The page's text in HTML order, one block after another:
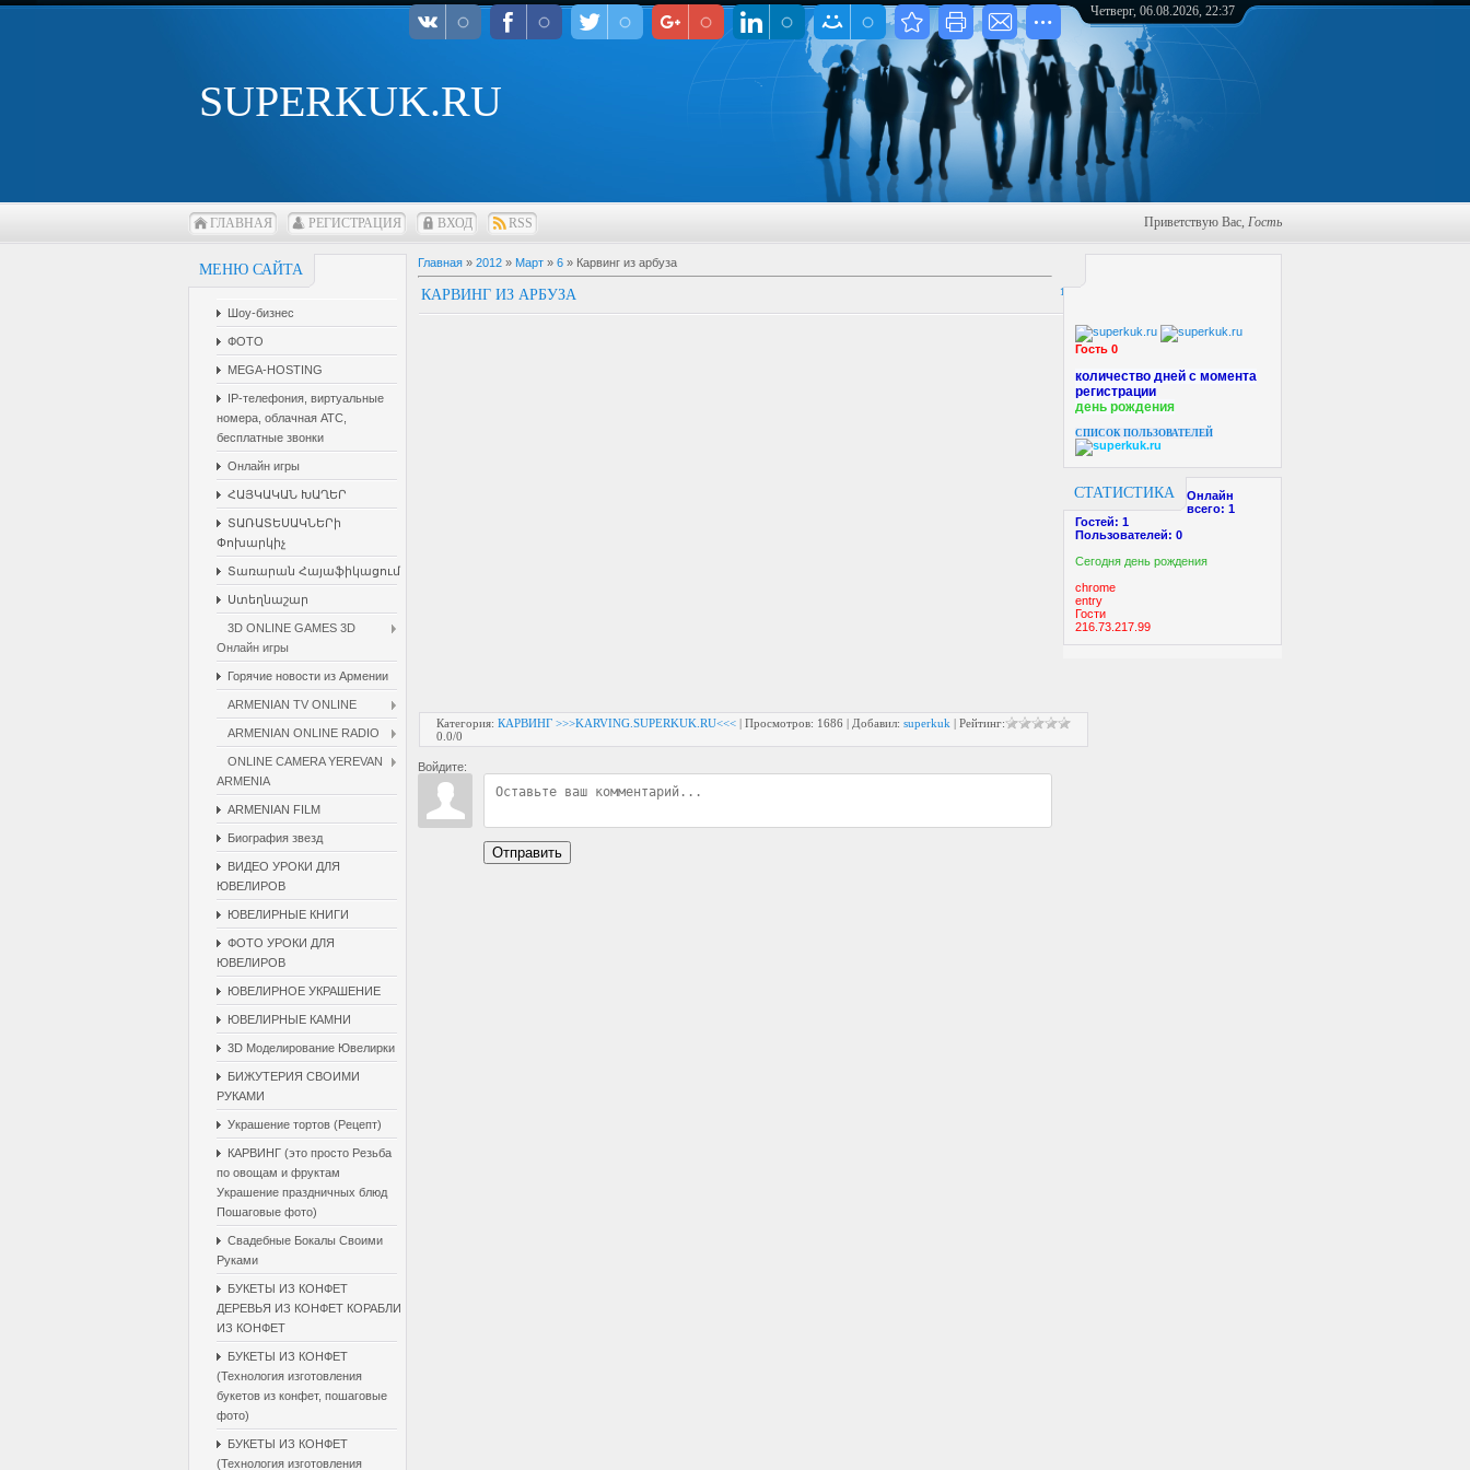
SUPERKUK.RU
Четверг, 06.08.2026, 22:37
ГЛАВНАЯ РЕГИСТРАЦИЯ ВХОД RSS Приветствую Вас, Гость
МЕНЮ САЙТА
Шоу-бизнес
ФОТО
MEGA-HOSTING
IP-телефония, виртуальные
номера, облачная АТС,
бесплатные звонки
Онлайн игры
ՀԱՅԿԱԿԱՆ ԽԱՂԵՐ
ՏԱՌԱՏԵՍԱԿՆԵՐի
Փոխարկիչ
Տառարան Հայաֆիկացում
Ստեղնաշար
3D ONLINE GAMES 3D
Онлайн игры
Горячие новости из Армении
ARMENIAN TV ONLINE
ARMENIAN ONLINE RADIO
ONLINE CAMERA YEREVAN
ARMENIA
ARMENIAN FILM
Биография звезд
ВИДЕО УРОКИ ДЛЯ
ЮВЕЛИРОВ
ЮВЕЛИРНЫЕ КНИГИ
ФОТО УРОКИ ДЛЯ
ЮВЕЛИРОВ
ЮВЕЛИРНОЕ УКРАШЕНИЕ
ЮВЕЛИРНЫЕ КАМНИ
3D Моделирование Ювелирки
БИЖУТЕРИЯ СВОИМИ
РУКАМИ
Украшение тортов (Рецепт)
КАРВИНГ (это просто Резьба
по овощам и фруктам
Украшение праздничных блюд
Пошаговые фото)
Свадебные Бокалы Cвоими
Pуками
БУКЕТЫ ИЗ КОНФЕТ
ДЕРЕВЬЯ ИЗ КОНФЕТ КОРАБЛИ
ИЗ КОНФЕТ
БУКЕТЫ ИЗ КОНФЕТ
(Технология изготовления
букетов из конфет, пошаговые
фото)
БУКЕТЫ ИЗ КОНФЕТ
(Технология изготовления
Гость 0
количество дней с момента
регистрации
день рождения
СПИСОК ПОЛЬЗОВАТЕЛЕЙ
СТАТИСТИКА
Онлайн
всего: 1
Гостей: 1
Пользователей: 0
Cегодня день рождения
chrome
entry
Гости
216.73.217.99
Главная » 2012 » Март » 6 » Карвинг из арбуза
17:07
КАРВИНГ ИЗ АРБУЗА
Категория: КАРВИНГ >>>KARVING.SUPERKUK.RU<<< | Просмотров: 1686 | Добавил: superkuk | Рейтинг:
0.0/0
Войдите:
Отправить